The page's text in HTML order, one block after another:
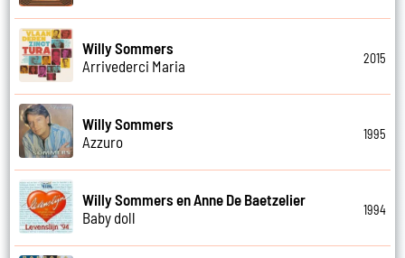
Willy Sommers
Arrivederci Maria
2015
Willy Sommers
Azzuro
1995
Willy Sommers en Anne De Baetzelier
Baby doll
1994